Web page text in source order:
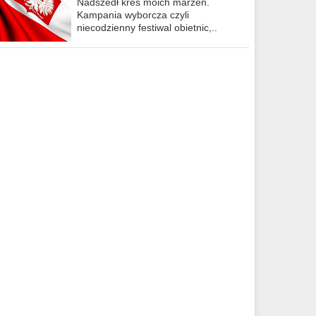
Kampania wyborcza czyli
niecodzienny festiwal obietnic,..